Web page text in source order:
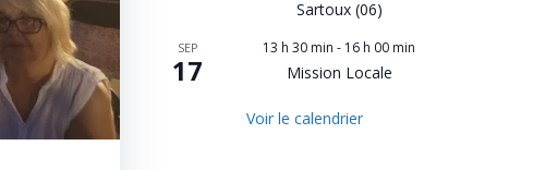
Sartoux (06)
SEP
17
13 h 30 min - 16 h 00 min
Mission Locale
Voir le calendrier